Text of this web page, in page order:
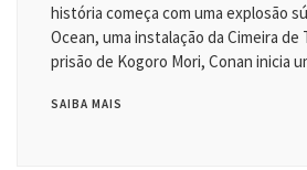
história começa com uma explosão
Ocean, uma instalação da Cimeira de
prisão de Kogoro Mori, Conan inicia
SAIBA MAIS